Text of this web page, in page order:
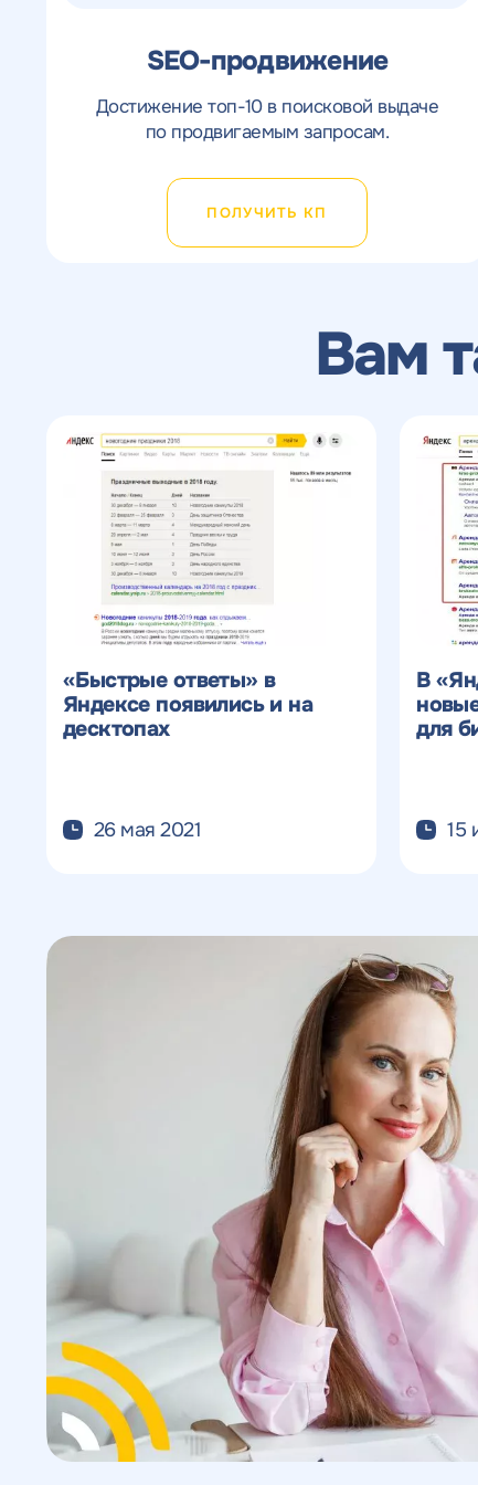
SEO-продвижение
Достижение топ-10 в поисковой выдаче
по продвигаемым запросам.
ПОЛУЧИТЬ КП
Вам
«Быстрые ответы» в
Яндексе появились и на
десктопах
26 мая 2021
В
для
15